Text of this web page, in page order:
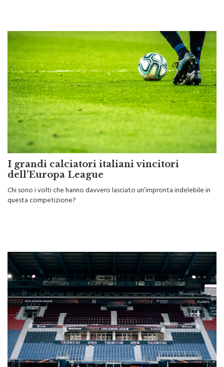
I grandi calciatori italiani vincitori
dell’Europa League
Chi sono i volti che hanno davvero lasciato un’impronta indelebile in